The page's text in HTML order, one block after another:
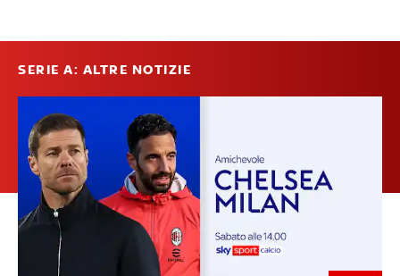
SERIE A: ALTRE NOTIZIE